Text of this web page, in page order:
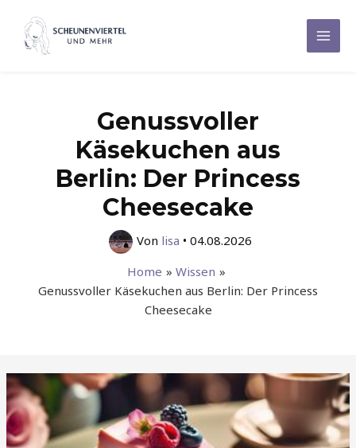
Inhalt
springen
Main
Genussvoller
Käsekuchen aus
Berlin: Der Princess
Cheesecake
Von lisa • 04.08.2026
Home
Wissen
Genussvoller Käsekuchen aus Berlin: Der Princess
Cheesecake